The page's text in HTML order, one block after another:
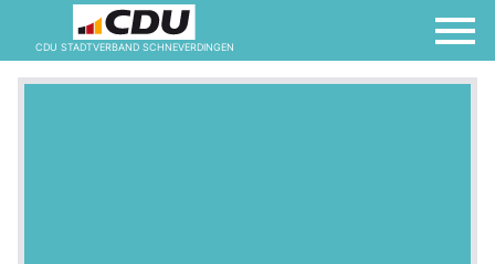
CDU STADTVERBAND SCHNEVERDINGEN